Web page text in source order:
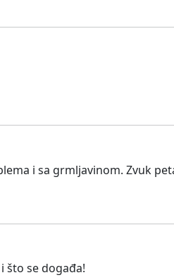
i sa grmljavinom. Zvuk
što se događa!